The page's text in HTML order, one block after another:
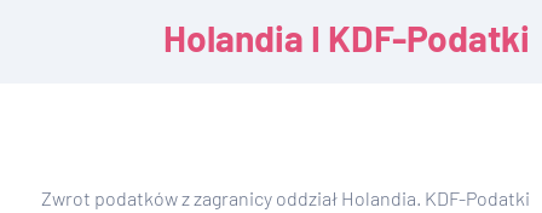
Holandia I KDF-Podatki
Zwrot podatków z zagranicy oddział Holandia. KDF-Podatki